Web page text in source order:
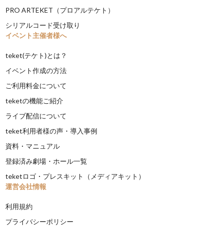
PRO ARTEKET（プロアルテケト）
シリアルコード受け取り
イベント主催者様へ
teket(テケト)とは？
イベント作成の方法
ご利用料金について
teketの機能ご紹介
ライブ配信について
teket利用者様の声・導入事例
資料・マニュアル
登録済み劇場・ホール一覧
teketロゴ・プレスキット（メディアキット）
運営会社情報
利用規約
プライバシーポリシー